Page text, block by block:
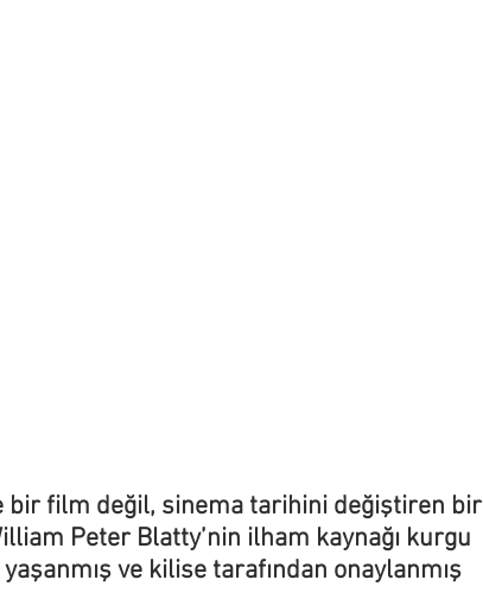
bir film değil, sinema tarihini değiştiren bir
Peter Blatty’nin ilham kaynağı kurgu
ve kilise tarafından onaylanmış